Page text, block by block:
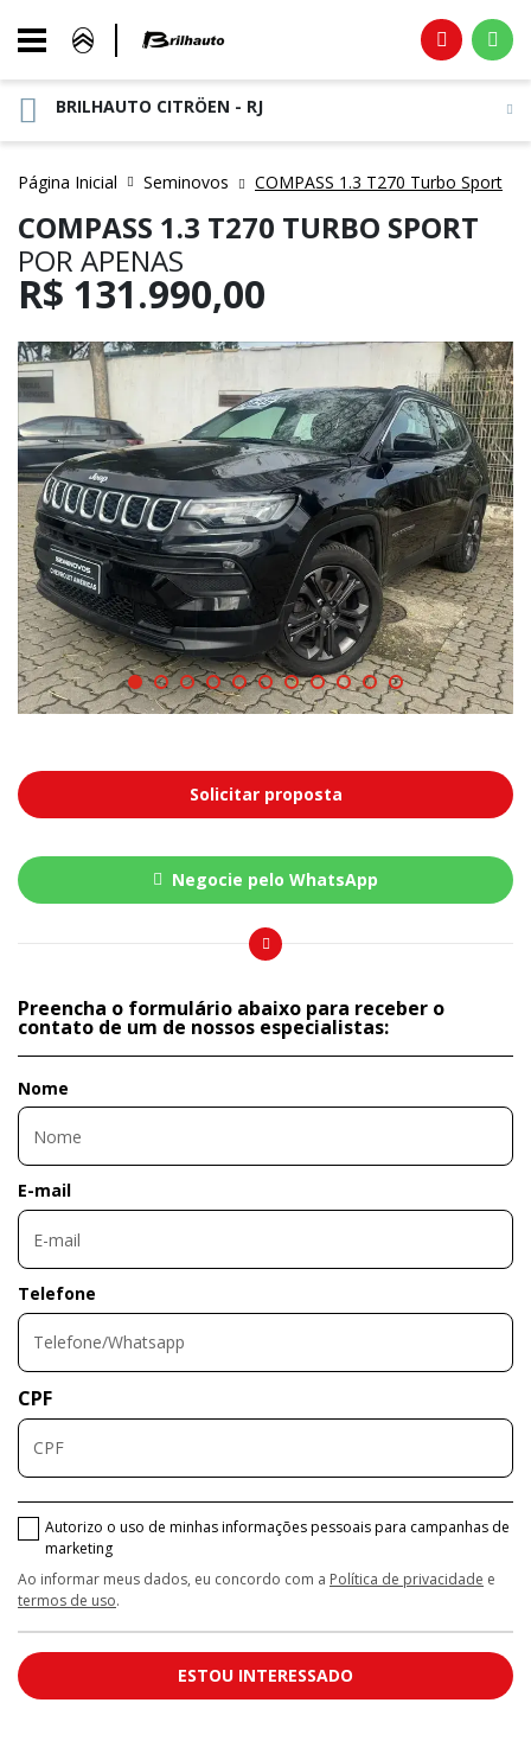
BRILHAUTO CITRÖEN - RJ
Página Inicial Seminovos COMPASS 1.3 T270 Turbo Sport
COMPASS 1.3 T270 TURBO SPORT
POR APENAS
R$ 131.990,00
Solicitar proposta
Negocie pelo WhatsApp
Preencha o formulário abaixo para receber o
contato de um de nossos especialistas:
Nome
E-mail
Telefone
CPF
Autorizo o uso de minhas informações pessoais para campanhas de
marketing
Ao informar meus dados, eu concordo com a Política de privacidade e
termos de uso.
ESTOU INTERESSADO